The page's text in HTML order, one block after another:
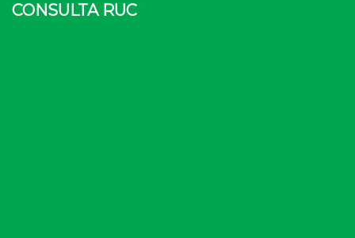
CONSULTA RUC